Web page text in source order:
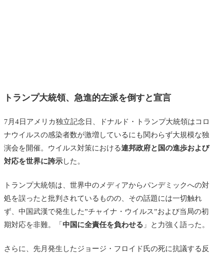
トランプ大統領、急進的左派を倒すと宣言
7月4日アメリカ独立記念日、ドナルド・トランプ大統領はコロ
ナウイルスの感染者数が激増しているにも関わらず大規模な独
演会を開催。ウイルス対策における連邦政府と国の進歩および
対応を世界に誇示した。
トランプ大統領は、世界中のメディアからパンデミックへの対
処を誤ったと批判されているものの、その話題には一切触れ
ず、中国武漢で発生した”チャイナ・ウイルス”および当局の初
期対応を非難。「 中国に全責任を負わせる 」と力強く語った。
さらに、先月発生したジョージ・フロイド氏の死に抗議する反